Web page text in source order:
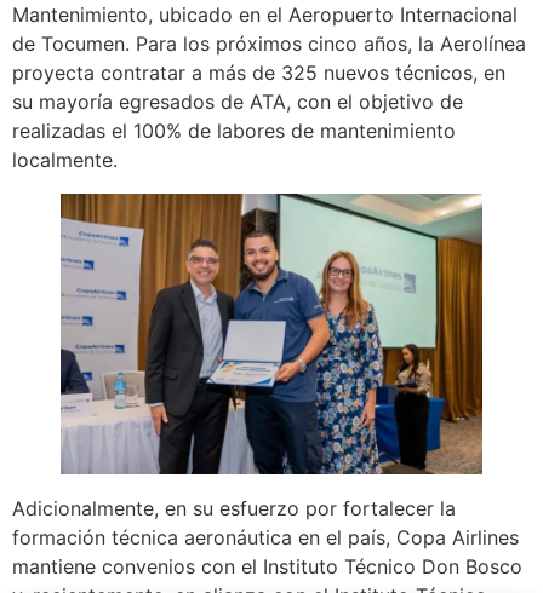
Mantenimiento, ubicado en el Aeropuerto Internacional
de Tocumen. Para los próximos cinco años, la Aerolínea
proyecta contratar a más de 325 nuevos técnicos, en
su mayoría egresados de ATA, con el objetivo de
realizadas el 100% de labores de mantenimiento
localmente.
Adicionalmente, en su esfuerzo por fortalecer la
formación técnica aeronáutica en el país, Copa Airlines
mantiene convenios con el Instituto Técnico Don Bosco